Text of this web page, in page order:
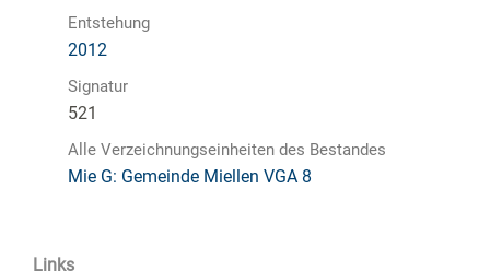
Entstehung
2012
Signatur
521
Alle Verzeichnungseinheiten des Bestandes
Mie G: Gemeinde Miellen VGA 8
Links